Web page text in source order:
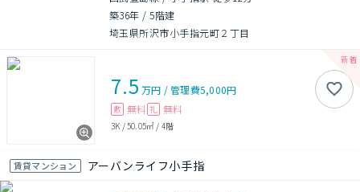
築36年 /5階建
埼玉県所沢市小手指元町２丁目
7.5 万円 /管理費5,000円
敷 無料 礼 無料
3K /50.05㎡ / 4階
賃貸マンション アーバンライフ小手指